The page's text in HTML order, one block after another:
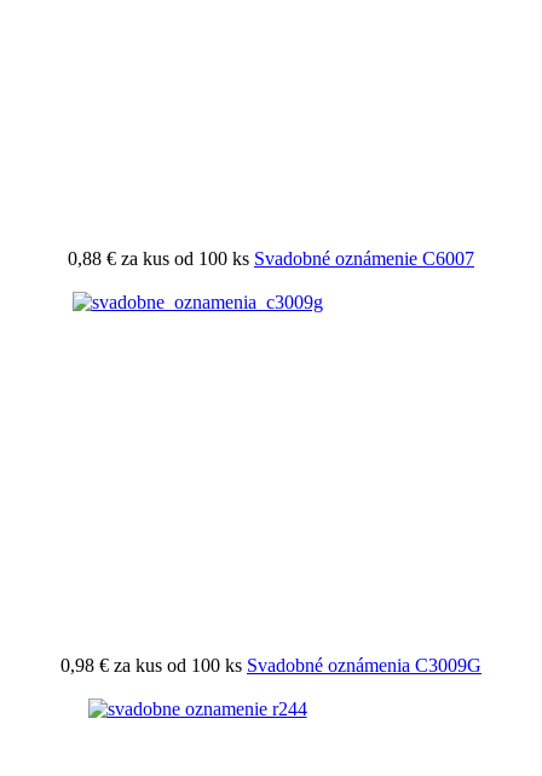
0,88 € za kus od 100 ks Svadobné oznámenie C6007
0,98 € za kus od 100 ks Svadobné oznámenia C3009G